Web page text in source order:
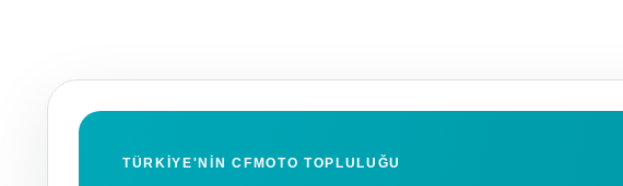
TÜRKIYE'NIN CFMOTO TOPLULUĞU